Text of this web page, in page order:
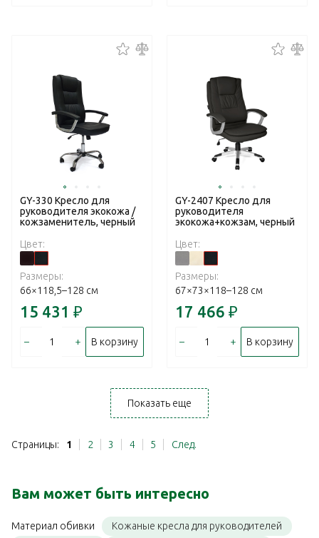
GY-330 Кресло для
руководителя экокожа /
кожзаменитель, черный
Цвет:
Размеры:
66×118,5–128 см
15 431 ₽
– + В корзину
GY-2407 Кресло для
руководителя
экокожа+кожзам, черный
Цвет:
Размеры:
67×73×118–128 см
17 466 ₽
– + В корзину
Показать еще
Страницы: 1 2 3 4 5 След.
Вам может быть интересно
Материал обивки
Кожаные кресла для руководителей